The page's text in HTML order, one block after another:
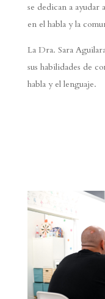
se dedican a ayudar
en el habla y la
La Dra. Sara
sus habilidades de
habla y el lenguaje.